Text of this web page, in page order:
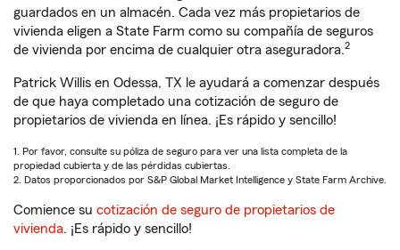
guardados en un almacén. Cada vez más propietarios de
vivienda eligen a State Farm como su compañía de seguros
de vivienda por encima de cualquier otra aseguradora.2
Patrick Willis en Odessa, TX le ayudará a comenzar después
de que haya completado una cotización de seguro de
propietarios de vivienda en línea. ¡Es rápido y sencillo!
1. Por favor, consulte su póliza de seguro para ver una lista completa de la
propiedad cubierta y de las pérdidas cubiertas.
2. Datos proporcionados por S&P Global Market Intelligence y State Farm Archive.
Comience su cotización de seguro de propietarios de
vivienda. ¡Es rápido y sencillo!